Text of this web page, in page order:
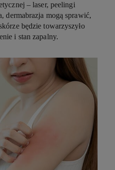
– laser, peelingi
dermabrazja mogą sprawić,
będzie towarzyszyło
i stan zapalny.